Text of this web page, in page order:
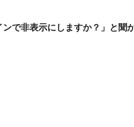
で非表示にしますか？」と聞